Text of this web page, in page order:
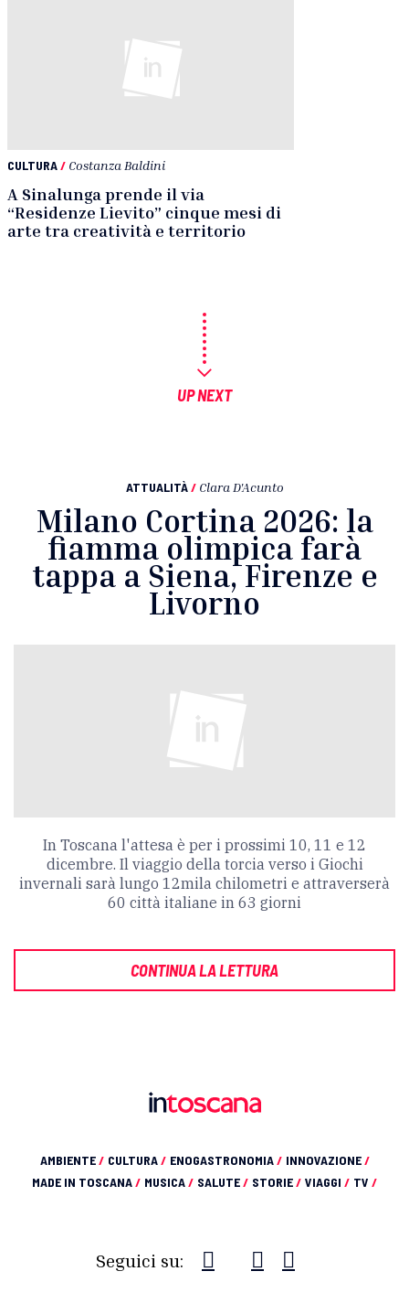
CULTURA/ Costanza Baldini
A Sinalunga prende il via
“Residenze Lievito” cinque mesi di
arte tra creatività e territorio
UP NEXT
ATTUALITÀ / Clara D'Acunto
Milano Cortina 2026: la
fiamma olimpica farà
tappa a Siena, Firenze e
Livorno
In Toscana l'attesa è per i prossimi 10, 11 e 12
dicembre. Il viaggio della torcia verso i Giochi
invernali sarà lungo 12mila chilometri e attraverserà
60 città italiane in 63 giorni
CONTINUA LA LETTURA
AMBIENTE/ CULTURA/ ENOGASTRONOMIA/ INNOVAZIONE/
MADE IN TOSCANA/ MUSICA/ SALUTE/ STORIE/ VIAGGI / TV /
Seguici su: